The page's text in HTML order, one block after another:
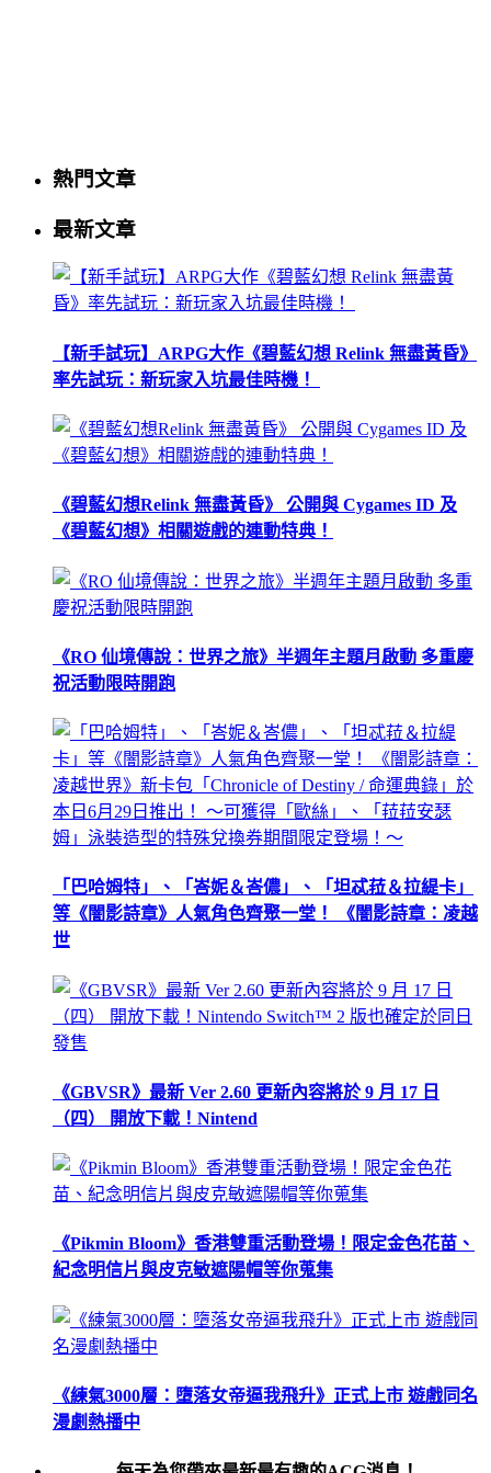
熱門文章
最新文章
【新手試玩】ARPG大作《碧藍幻想 Relink 無盡黃昏》
率先試玩：新玩家入坑最佳時機！
《碧藍幻想Relink 無盡黃昏》 公開與 Cygames ID 及
《碧藍幻想》相關遊戲的連動特典！
《RO 仙境傳說：世界之旅》半週年主題月啟動 多重慶
祝活動限時開跑
「巴哈姆特」、「峇妮＆峇儂」、「坦忒菈＆拉緹卡」
等《闇影詩章》人氣角色齊聚一堂！ 《闇影詩章：凌越
世
《GBVSR》最新 Ver 2.60 更新內容將於 9 月 17 日
（四） 開放下載！Nintend
《Pikmin Bloom》香港雙重活動登場！限定金色花苗、
紀念明信片與皮克敏遮陽帽等你蒐集
《練氣3000層：墮落女帝逼我飛升》正式上市 遊戲同名
漫劇熱播中